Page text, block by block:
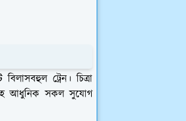
ট্রেন। চিত্রা
আধুনিক সকল সুযোগ